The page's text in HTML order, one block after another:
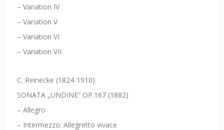
– Variation IV
– Variation V
– Variation VI
– Variation VII
C. Reinecke (1824-1910)
SONATA „UNDINE” OP.167 (1882)
– Allegro
– Intermezzo: Allegretto vivace